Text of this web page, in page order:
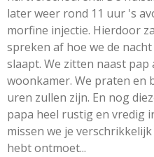
later weer rond 11 uur 's
morfine injectie. Hierdoor
spreken af hoe we de
slaapt. We zitten naast pap
woonkamer. We praten en
uren zullen zijn. En nog
papa heel rustig en vredig
missen we je
hebt ontmoet...